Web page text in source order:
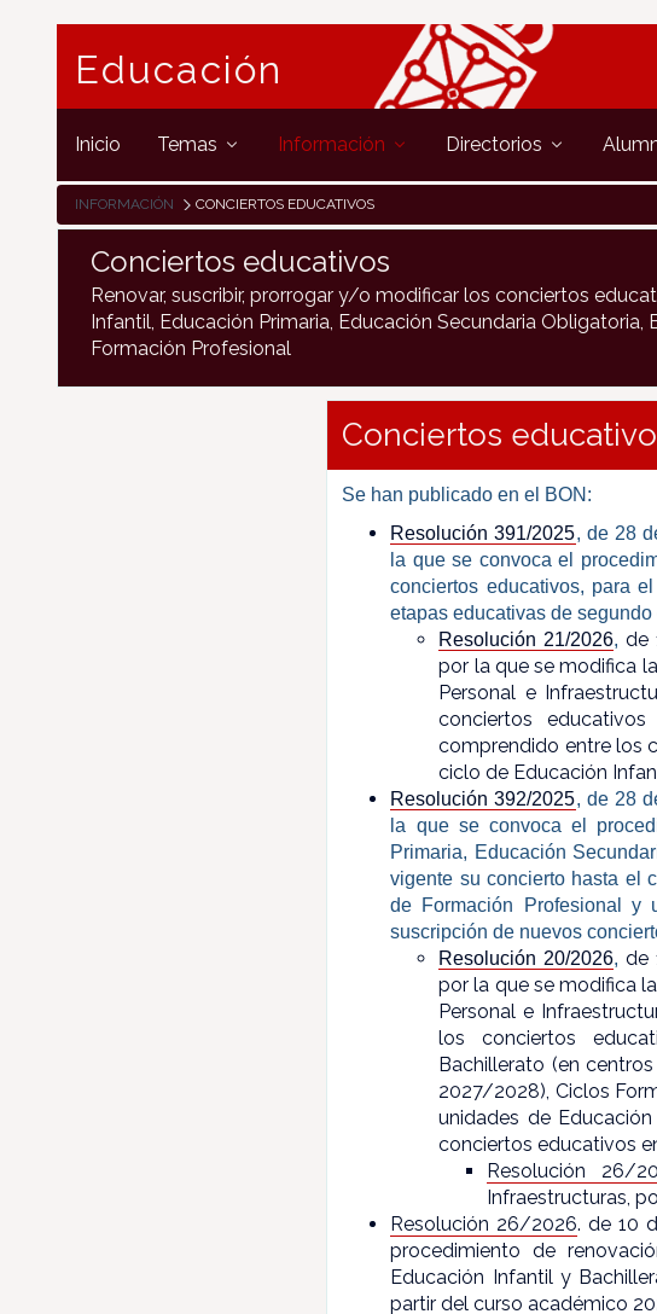
Educación
Inicio Temas Información Directorios
INFORMACIÓN CONCIERTOS EDUCATIVOS
Conciertos educativos
Renovar, suscribir, prorrogar y/o modificar los conciertos
Infantil, Educación Primaria, Educación Secundaria Obligatoria,
Formación Profesional
Conciertos
Se han publicado en el BON:
Resolución 391/2025, de 28
la que se convoca el
conciertos educativos, para
etapas educativas de
Resolución 21/2026,de
por la que se modifica
Personal e
conciertos
comprendido entre los
ciclo de Educación
Resolución 392/2025, de 28
la que se convoca el
Primaria, Educación
vigente su concierto hasta el
de Formación Profesional y
suscripción de nuevos
Resolución 20/2026,de
por la que se modifica
Personal e
los conciertos
Bachillerato (en
2027/2028), Ciclos
unidades de
conciertos educativos
Resolución 26/
Infraestructuras,
Resolución 26/2026. de 10
procedimiento de
Educación Infantil y
partir del curso académico